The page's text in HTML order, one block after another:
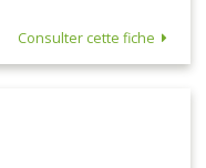
Consulter cette fiche